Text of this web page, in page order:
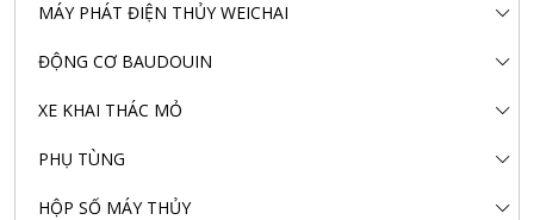
MÁY PHÁT ĐIỆN THỦY WEICHAI
ĐỘNG CƠ BAUDOUIN
XE KHAI THÁC MỎ
PHỤ TÙNG
HỘP SỐ MÁY THỦY